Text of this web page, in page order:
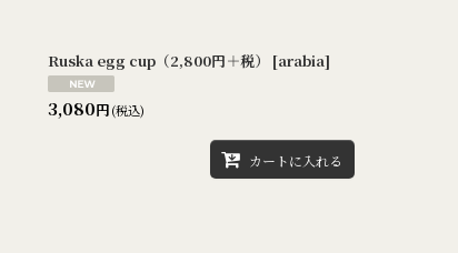
Ruska egg cup（2,800円＋税） [arabia]
3,080円(税込)
カートに入れる